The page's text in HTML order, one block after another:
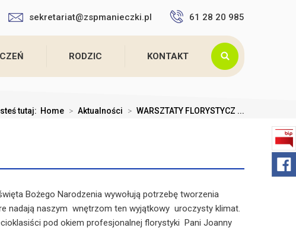
sekretariat@zspmanieczki.pl 61 28 20 985
RODZIC KONTAKT
tutaj: Home > Aktualności > WARSZTATY FLORYSTYCZ ...
Bożego Narodzenia wywołują potrzebę tworzenia
nadają naszym wnętrzom ten wyjątkowy uroczysty klimat.
pod okiem profesjonalnej florystyki Pani Joanny